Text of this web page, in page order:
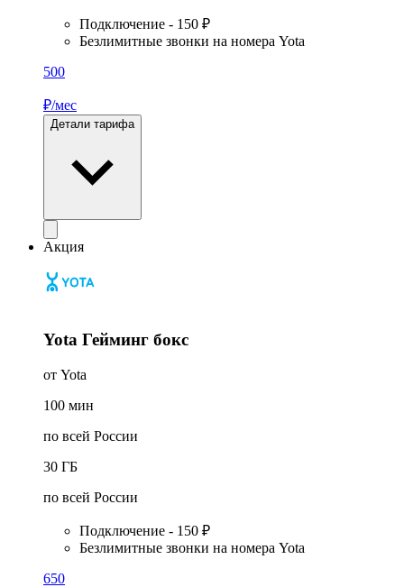
Подключение - 150 ₽
Безлимитные звонки на номера Yota
500
₽/мес
Детали тарифа
Акция
Yota Гейминг бокс
от Yota
100 мин
по всей России
30 ГБ
по всей России
Подключение - 150 ₽
Безлимитные звонки на номера Yota
650